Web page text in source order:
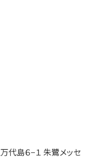
代島６−１ 朱鷺メッセ